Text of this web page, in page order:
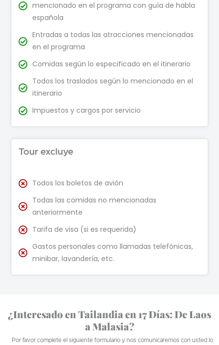
mencionado en el programa con guía de habla
española
Entradas a todas las atracciones mencionadas
en el programa
Comidas según lo especificado en el itinerario
Todos los traslados según lo mencionado en el
itinerario
Impuestos y cargos por servicio
Tour excluye
Todos los boletos de avión
Todas las comidas no mencionadas
anteriormente
Tarifa de visa (si es requerida)
Gastos personales como llamadas telefónicas,
minibar, lavandería, etc.
¿Interesado en Tailandia en 17 Días: De Laos
a Malasia?
Por favor complete el siguiente formulario y nos comunicaremos con usted lo